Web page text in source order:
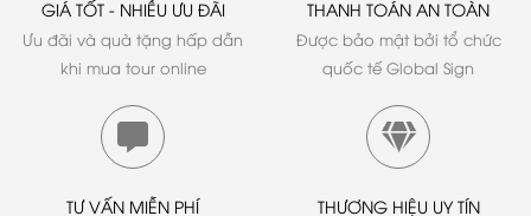
GIÁ TỐT - NHIỀU ƯU ĐÃI
Ưu đãi và quà tặng hấp dẫn
khi mua tour online
THANH TOÁN AN TOÀN
Được bảo mật bởi tổ chức
quốc tế Global Sign
TƯ VẤN MIỄN PHÍ THƯƠNG HIỆU UY TÍN